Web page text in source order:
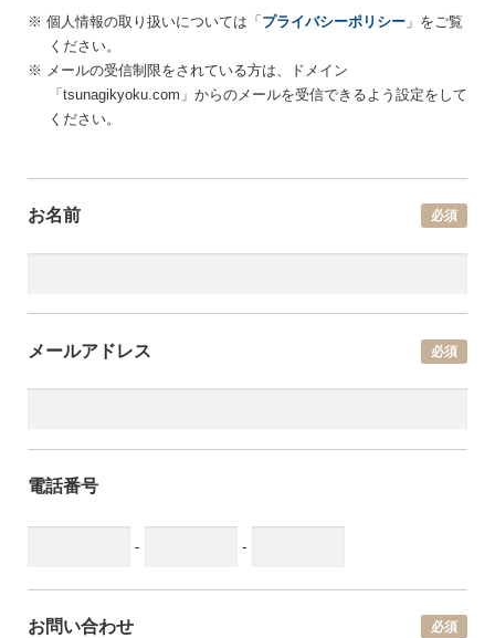
登録ご希望の方はこちら
スペース・イベント
お知らせ・出店情報
個人情報の取り扱いについては「 プライバシーポリシー 」をご覧
ください。
メールの受信制限をされている方は、ドメイン
「tsunagikyoku.com」からのメールを受信できるよう設定をして
ください。
お名前 必須
メールアドレス 必須
電話番号
- -
お問い合わせ 必須